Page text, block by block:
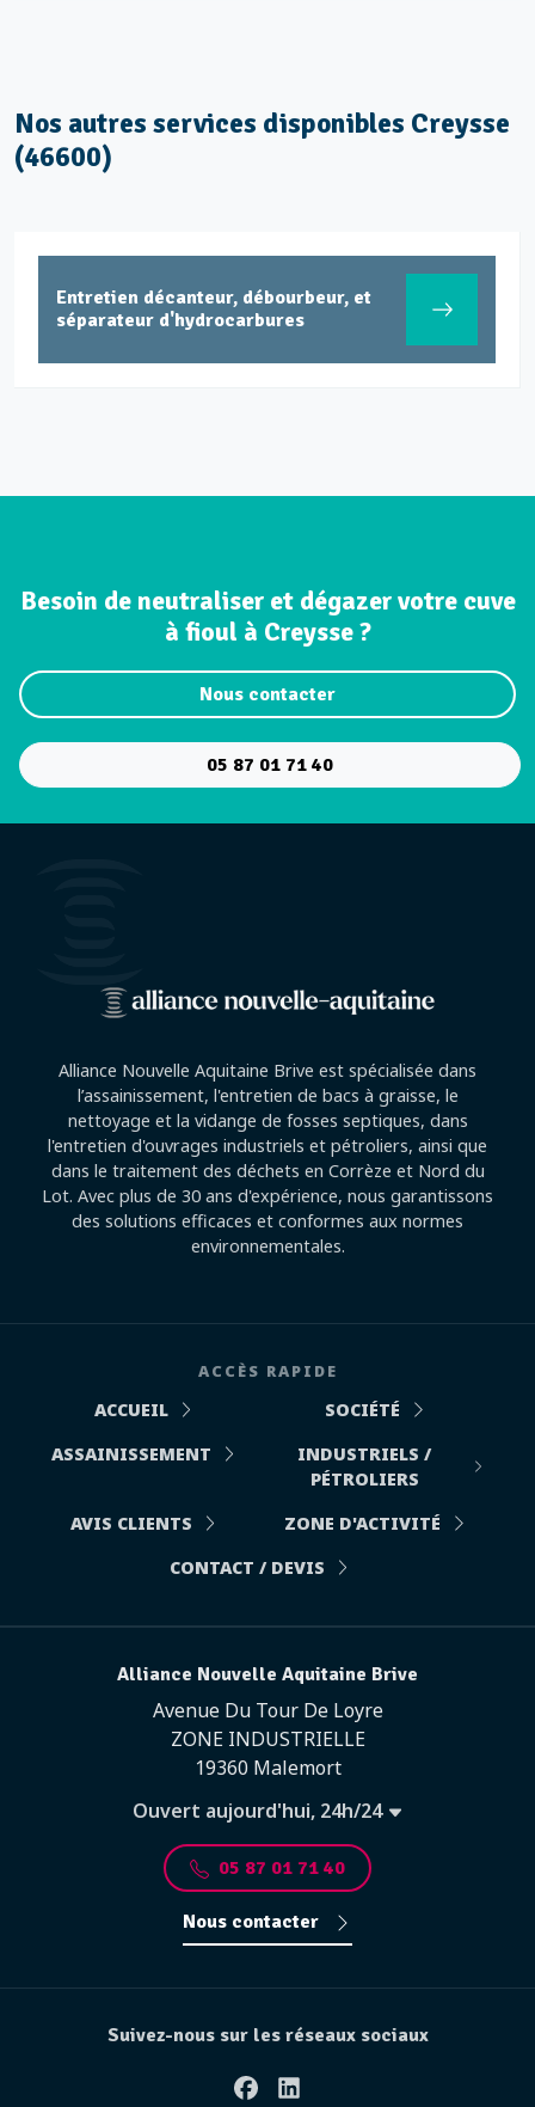
Nos autres services disponibles Creysse
(46600)
Entretien décanteur, débourbeur, et
séparateur d'hydrocarbures
Besoin de neutraliser et dégazer votre cuve
à fioul à Creysse ?
Nous contacter
05 87 01 71 40
Alliance Nouvelle Aquitaine Brive est spécialisée dans
l’assainissement, l'entretien de bacs à graisse, le
nettoyage et la vidange de fosses septiques, dans
l'entretien d'ouvrages industriels et pétroliers, ainsi que
dans le traitement des déchets en Corrèze et Nord du
Lot. Avec plus de 30 ans d'expérience, nous garantissons
des solutions efficaces et conformes aux normes
environnementales.
ACCÈS RAPIDE
ACCUEIL
SOCIÉTÉ
ASSAINISSEMENT
INDUSTRIELS /
PÉTROLIERS
AVIS CLIENTS
ZONE D'ACTIVITÉ
CONTACT / DEVIS
Alliance Nouvelle Aquitaine Brive
Avenue Du Tour De Loyre
ZONE INDUSTRIELLE
19360 Malemort
Ouvert aujourd'hui, 24h/24
05 87 01 71 40
Nous contacter
Suivez-nous sur les réseaux sociaux
FacebookLinkedin